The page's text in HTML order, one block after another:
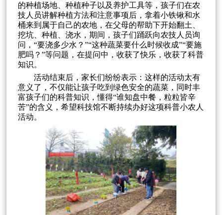
的种植场地、种植种子以及养护工具等，孩子们在农
技人员讲解种植方法和注意事项后，拿着小铁锹和水
桶来到属于自己的农地，在父母的帮助下开始翻土、
挖坑、种植、浇水，期间，孩子们踊跃向农技人员询
问，“要浇多少水？”“这种蔬菜要什么时候收成”“要施
肥吗？”等问题，在提问中，收获了快乐，收获了科普
知识。
活动结束后，家长们纷纷表示：这样的活动太有
意义了，不仅能让孩子吃到绿色安全的蔬菜，同时丰
富孩子们的科普知识，懂得“谁知盘中餐，粒粒皆辛
苦”的含义，希望科技馆不断持续办好这项科普小农人
活动。